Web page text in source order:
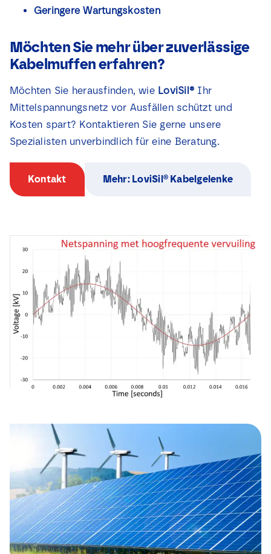
Geringere Wartungskosten
Möchten Sie mehr über zuverlässige
Kabelmuffen erfahren?
Möchten Sie herausfinden, wie LoviSil® Ihr
Mittelspannungsnetz vor Ausfällen schützt und
Kosten spart? Kontaktieren Sie gerne unsere
Spezialisten unverbindlich für eine Beratung.
Kontakt Mehr: LoviSil® Kabelgelenke